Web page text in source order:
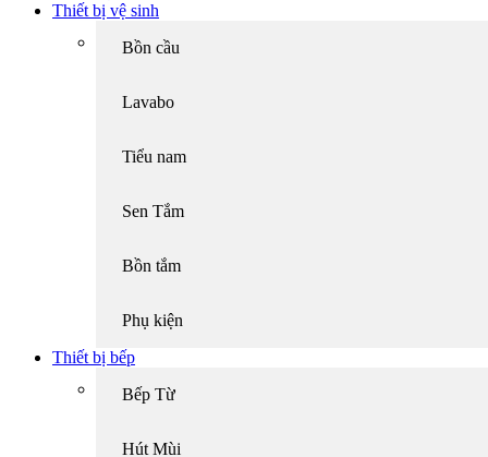
Thiết bị vệ sinh
Bồn cầu
Lavabo
Tiểu nam
Sen Tắm
Bồn tắm
Phụ kiện
Thiết bị bếp
Bếp Từ
Hút Mùi